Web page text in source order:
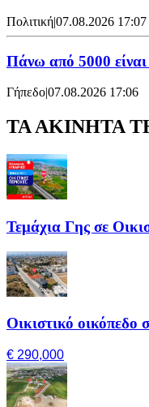
Πολιτική|07.08.2026 17:07
Πάνω από 5000
Γήπεδο|07.08.2026 17:06
ΤΑ ΑΚΙΝΗΤΑ
Τεμάχια Γης σε
Οικιστικό οικόπεδο
€ 290,000